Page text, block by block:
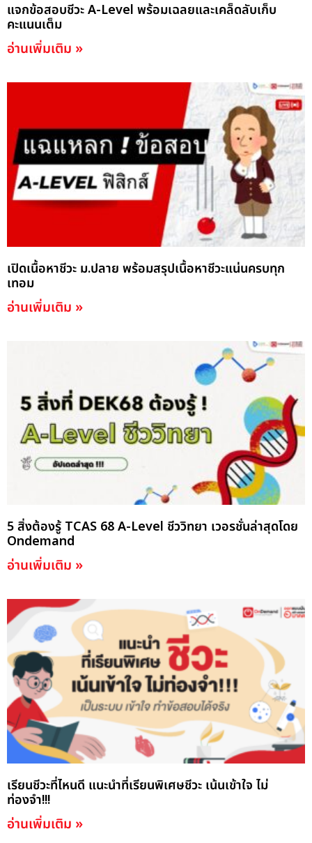
แจกข้อสอบชีวะ A-Level พร้อมเฉลยและเคล็ดลับเก็บ
คะแนนเต็ม
อ่านเพิ่มเติม »
เปิดเนื้อหาชีวะ ม.ปลาย พร้อมสรุปเนื้อหาชีวะแน่นครบทุก
เทอม
อ่านเพิ่มเติม »
5 สิ่งต้องรู้ TCAS 68 A-Level ชีววิทยา เวอรชั่นล่าสุดโดย
Ondemand
อ่านเพิ่มเติม »
เรียนชีวะที่ไหนดี แนะนำที่เรียนพิเศษชีวะ เน้นเข้าใจ ไม่
ท่องจำ!!!
อ่านเพิ่มเติม »